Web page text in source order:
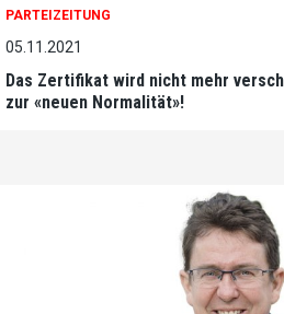
PARTEIZEITUNG
05.11.2021
Das Zertifikat wird nicht mehr
zur «neuen Normalität»!